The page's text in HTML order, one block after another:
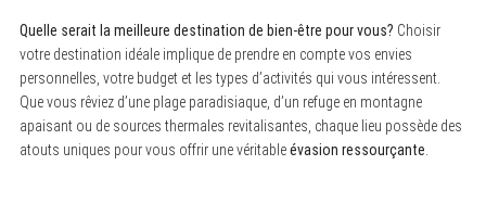
Quelle serait la meilleure destination de bien-être pour vous? Choisir
votre destination idéale implique de prendre en compte vos envies
personnelles, votre budget et les types d’activités qui vous intéressent.
Que vous rêviez d’une plage paradisiaque, d’un refuge en montagne
apaisant ou de sources thermales revitalisantes, chaque lieu possède des
atouts uniques pour vous offrir une véritableévasion ressourçante